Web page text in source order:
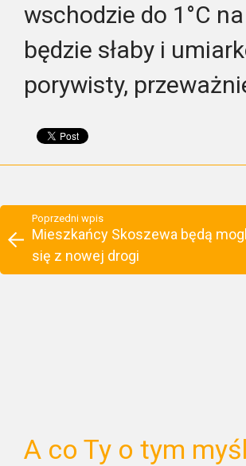
wschodzie do 1°C
będzie słaby i
porywisty,
Poprzedni wpis
Mieszkańcy Skoszewa będą
się z nowej drogi
A co Ty o tym